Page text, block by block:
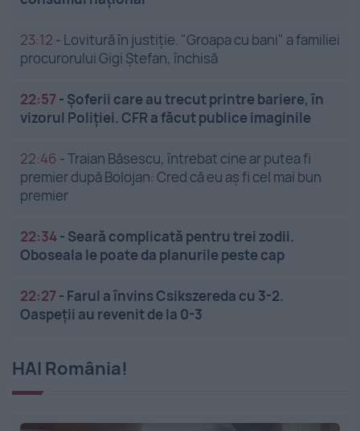
23:12 - Lovitură în justiție. "Groapa cu bani" a familiei
procurorului Gigi Ștefan, închisă
22:57 - Șoferii care au trecut printre bariere, în
vizorul Poliției. CFR a făcut publice imaginile
22:46 -Traian Băsescu, întrebat cine ar putea fi
premier după Bolojan: Cred că eu aș fi cel mai bun
premier
22:34- Seară complicată pentru trei zodii.
Oboseala le poate da planurile peste cap
22:27 - Farul a învins Csikszereda cu 3-2.
Oaspeții au revenit de la 0-3
HAI România!